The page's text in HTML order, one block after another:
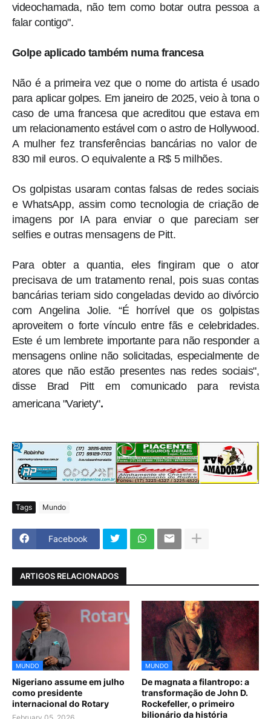
videochamada, não tem como botar outra pessoa a
falar contigo".
Golpe aplicado também numa francesa
Não é a primeira vez que o nome do artista é usado
para aplicar golpes. Em janeiro de 2025, veio à tona o
caso de uma francesa que acreditou que estava em
um relacionamento estável com o astro de Hollywood.
A mulher fez transferências bancárias no valor de
830 mil euros. O equivalente a R$ 5 milhões.
Os golpistas usaram contas falsas de redes sociais
e WhatsApp, assim como tecnologia de criação de
imagens por IA para enviar o que pareciam ser
selfies e outras mensagens de Pitt.
Para obter a quantia, eles fingiram que o ator
precisava de um tratamento renal, pois suas contas
bancárias teriam sido congeladas devido ao divórcio
com Angelina Jolie. “É horrível que os golpistas
aproveitem o forte vínculo entre fãs e celebridades.
Este é um lembrete importante para não responder a
mensagens online não solicitadas, especialmente de
atores que não estão presentes nas redes sociais",
disse Brad Pitt em comunicado para revista
americana "Variety".
Tags Mundo
Facebook
ARTIGOS RELACIONADOS
MUNDO
Nigeriano assume em julho
como presidente
internacional do Rotary
February 05, 2026
MUNDO
De magnata a filantropo: a
transformação de John D.
Rockefeller, o primeiro
bilionário da história